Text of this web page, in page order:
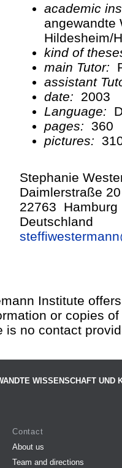
academic
angewandte
Hildesheim/
kind of
main Tutor:
assistant
date:
2003
Language:
pages: 360
pictures:
Stephanie
Daimlerstraße 20
22763 Hamburg
Deutschland
Institute
or copies
is no contact
WISSENSCHAFT UND
Contact
About us
Team and directions